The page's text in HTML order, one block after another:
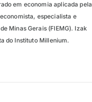
em economia aplicada pela
especialista e
Minas Gerais (FIEMG). Izak
do Instituto Millenium.